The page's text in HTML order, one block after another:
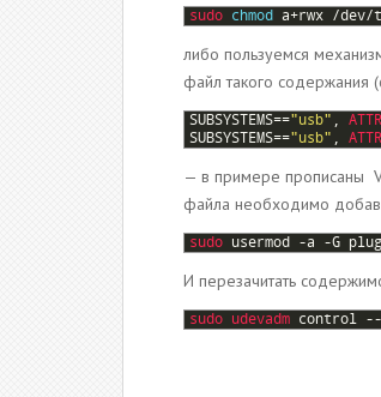
sudo chmod a+rwx /dev/
либо пользуемся
файл такого содержания
SUBSYSTEMS=="usb" ,
SUBSYSTEMS=="usb" ,
— в примере прописаны
файла необходимо
sudo usermod -a -G
И перезачитать
sudo udevadm control --